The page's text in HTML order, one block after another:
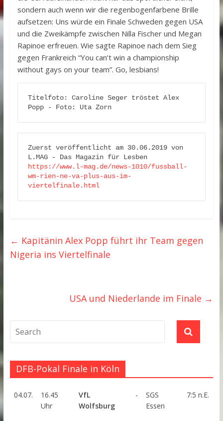
sondern auch wenn wir die regenbogenfarbene Brille
aufsetzen: Uns würde ein Finale Schweden gegen USA
und die Zweikämpfe zwischen Nilla Fischer und Megan
Rapinoe erfreuen. Wie sagte Rapinoe nach dem Sieg
gegen Frankreich “You can’t win a championship
without gays on your team”. Go, lesbians!
Titelfoto: Caroline Seger tröstet Alex
Popp - Foto: Uta Zorn
Zuerst veröffentlicht am 30.06.2019 von
https://www.l-mag.de/news-1010/fussball-
wm-rien-ne-va-plus-aus-im-
viertelfinale.html
← Kapitänin Alex Popp führt ihr Team gegen
Nigeria ins Viertelfinale
USA und Niederlande im Finale →
DFB-Pokal Finale in Köln
04.07.
16.45
Uhr
VfL
Wolfsburg
-
SGS
Essen
7:5 n.E.